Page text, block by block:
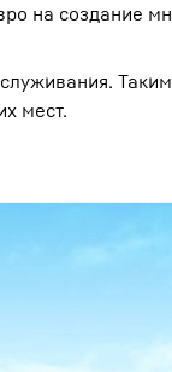
на создание
мест.